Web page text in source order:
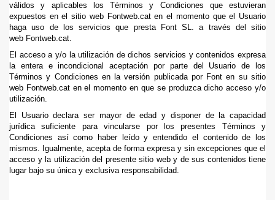
válidos y aplicables los Términos y Condiciones que estuvieran
expuestos en el sitio web Fontweb.cat en el momento que el Usuario
haga uso de los servicios que presta Font SL. a través del sitio
web Fontweb.cat.
El acceso a y/o la utilización de dichos servicios y contenidos expresa
la entera e incondicional aceptación por parte del Usuario de los
Términos y Condiciones en la versión publicada por Font en su sitio
web Fontweb.cat en el momento en que se produzca dicho acceso y/o
utilización.
El Usuario declara ser mayor de edad y disponer de la capacidad
jurídica suficiente para vincularse por los presentes Términos y
Condiciones así como haber leído y entendido el contenido de los
mismos. Igualmente, acepta de forma expresa y sin excepciones que el
acceso y la utilización del presente sitio web y de sus contenidos tiene
lugar bajo su única y exclusiva responsabilidad.